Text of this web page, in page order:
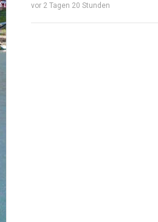
vor 2 Tagen 20 Stunden